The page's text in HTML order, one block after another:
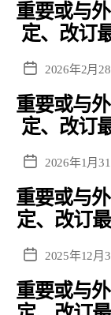
日
期
重要或与
定、改订
发
日
期
2026年2月
重要或与
定、改订
发
日
期
2026年1月
重要或与
定、改订
发
日
期
2025年12月
重要或与